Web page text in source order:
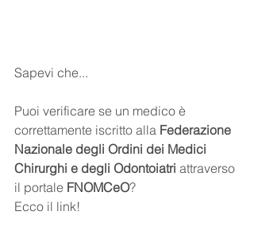
Sapevi che...
Puoi verificare se un medico è
correttamente iscritto alla Federazione
Nazionale degli Ordini dei Medici
Chirurghi e degli Odontoiatri attraverso
il portale FNOMCeO?
Ecco il link!